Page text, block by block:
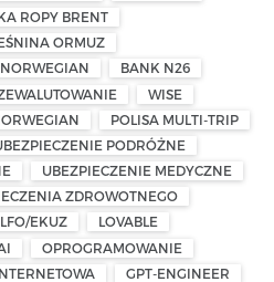
ROPY BRENT
ORMUZ
BANK N26
WISE
POLISA MULTI-TRIP
PODRÓŻNE
UBEZPIECZENIE MEDYCZNE
ZDROWOTNEGO
EKUZ
LOVABLE
OPROGRAMOWANIE
GPT-ENGINEER